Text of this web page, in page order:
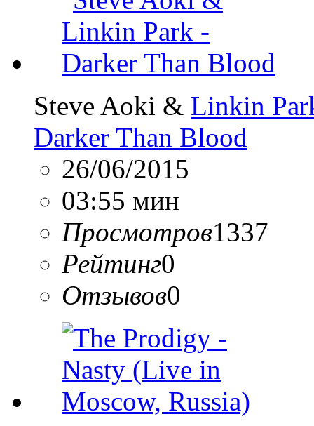
Steve Aoki & Linkin
Darker Than Blood
26/06/2015
03:55 мин
Просмотров1337
Рейтинг0
Отзывов0